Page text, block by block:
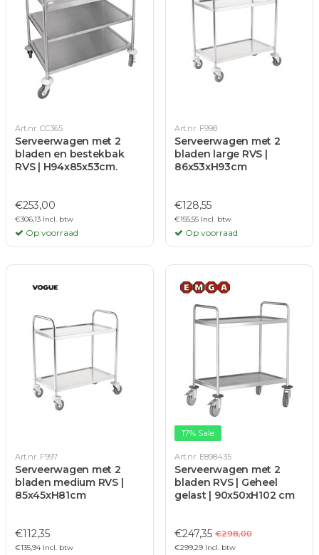
Art.nr. CC365
Serveerwagen met 2
bladen en bestekbak
RVS | H94x85x53cm.
€253,00
€306,13 Incl. btw
Op voorraad
Art.nr. F998
Serveerwagen met 2
bladen large RVS |
86x53xH93cm
€128,55
€155,55 Incl. btw
Op voorraad
Art.nr. F997
Serveerwagen met 2
bladen medium RVS |
85x45xH81cm
€112,35
€135,94 Incl. btw
17% Sale
Art.nr. E898435
Serveerwagen met 2
bladen RVS | Geheel
gelast | 90x50xH102 cm
€247,35 €298,00
€299,29 Incl. btw